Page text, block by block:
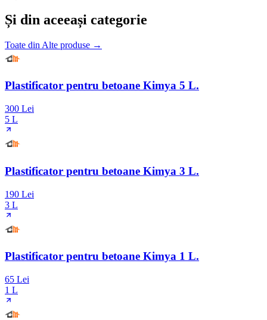
Și din aceeași categorie
Toate din Alte produse →
Plastificator pentru betoane Kimya 5 L.
300 Lei
5 L
Plastificator pentru betoane Kimya 3 L.
190 Lei
3 L
Plastificator pentru betoane Kimya 1 L.
65 Lei
1 L